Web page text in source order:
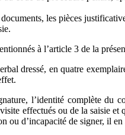
les pièces
à l’article 3 de la
dressé, en quatre
l’identité complète du
effectués ou de la saisie
ou d’incapacité de signer, il